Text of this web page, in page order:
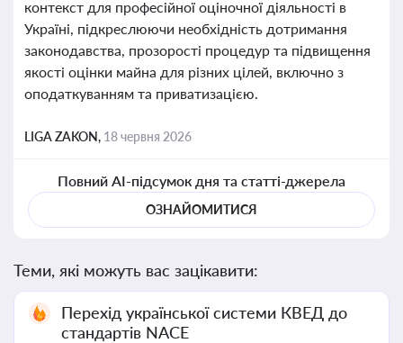
контекст для професійної оціночної діяльності в
Україні, підкреслюючи необхідність дотримання
законодавства, прозорості процедур та підвищення
якості оцінки майна для різних цілей, включно з
оподаткуванням та приватизацією.
LIGA ZAKON, 18 червня 2026
Повний AI-підсумок дня та статті-джерела
ОЗНАЙОМИТИСЯ
Теми, які можуть вас зацікавити:
Перехід української системи КВЕД до
стандартів NACE